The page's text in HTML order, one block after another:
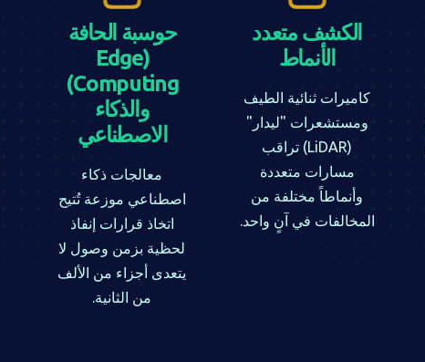
الكشف متعدد
الأنماط
كاميرات ثنائية الطيف
ومستشعرات "ليدار"
(LiDAR) تراقب
مسارات متعددة
وأنماطاً مختلفة من
المخالفات في آنٍ واحد.
حوسبة الحافة
(Edge
Computing)
والذكاء
الاصطناعي
معالجات ذكاء
اصطناعي موزعة تُتيح
اتخاذ قرارات إنفاذ
لحظية بزمن وصول لا
يتعدى أجزاء من الألف
من الثانية.